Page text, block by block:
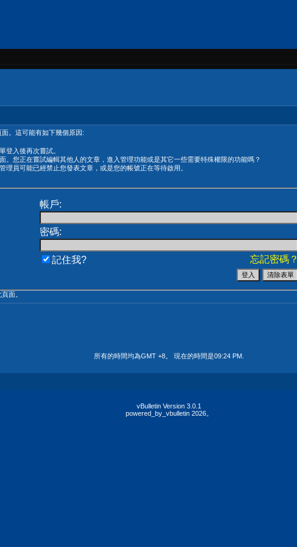
。這可能有如下幾個原因:
登入後再次嘗試。
。您正在嘗試編輯其他人的文章，進入管理功能或是其它一些需要特殊權限的功能嗎？
理員可能已經禁止您發表文章，或是您的帳號正在等待啟用。
帳戶:
密碼:
忘記密碼？
記住我?
面。
所有的時間均為GMT +8。 現在的時間是09:24 PM
vBulletin Version 3.0.1
powered_by_vbulletin 2026。